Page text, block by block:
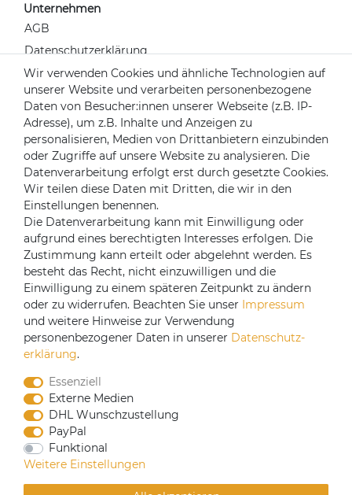
Unternehmen
AGB
Datenschutzerklärung
Widerrufsrecht
Impressum
Kontakt
Über uns
Mein Konto
Login
Registrieren
Versandpartner
CoffeeB2B hat eine Einkaufsvereinbarung mit
Coffeefair. Sollten Sie den Mindestbestellwert nicht
erreichen, können Sie bei www.coffeefair.de bestellen.
Wir verwenden Cookies und ähnliche Technologien auf
unserer Website und verarbeiten personenbezogene
Daten von Besucher:innen unserer Webseite (z.B. IP-
Adresse), um z.B. Inhalte und Anzeigen zu
personalisieren, Medien von Drittanbietern einzubinden
oder Zugriffe auf unsere Website zu analysieren. Die
Datenverarbeitung erfolgt erst durch gesetzte Cookies.
Wir teilen diese Daten mit Dritten, die wir in den
Einstellungen benennen.
Die Datenverarbeitung kann mit Einwilligung oder
aufgrund eines berechtigten Interesses erfolgen. Die
Zustimmung kann erteilt oder abgelehnt werden. Es
besteht das Recht, nicht einzuwilligen und die
Einwilligung zu einem späteren Zeitpunkt zu ändern
oder zu widerrufen. Beachten Sie unser Impressum
und weitere Hinweise zur Verwendung
personenbezogener Daten in unserer Daten­schutz­
erklärung.
Essenziell
Externe Medien
DHL Wunschzustellung
PayPal
Funktional
Weitere Einstellungen